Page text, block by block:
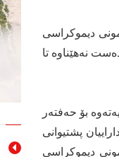
دیموکراسی
نەھێناوە تا
بۆ حەفتەر
پشتیوانی
دیموکراسی